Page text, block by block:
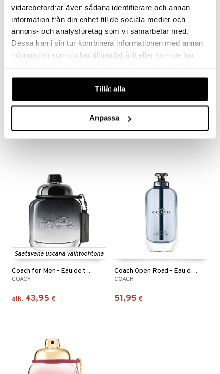
vidarebefordrar även sådana identifierare och annan
information från din enhet till de sociala medier och
annons- och analysföretag som vi samarbetar med.
Dessa kan i sin tur kombinera informationen med annan
information som du har tillhandahållit eller som de har
våra cookies vid fortsatt användande av vår webbplats.
Tillåt alla
Anpassa
Coach Blue - Eau de toilette
43,95
Coach Dreams Sunset - Eau de parfum
COACH
37,95
Saatavana useana vaihtoehtona
Coach for Men - Eau de toilette
COACH
alk. 43,95 €
Coach Open Road - Eau de toilette
COACH
51,95 €